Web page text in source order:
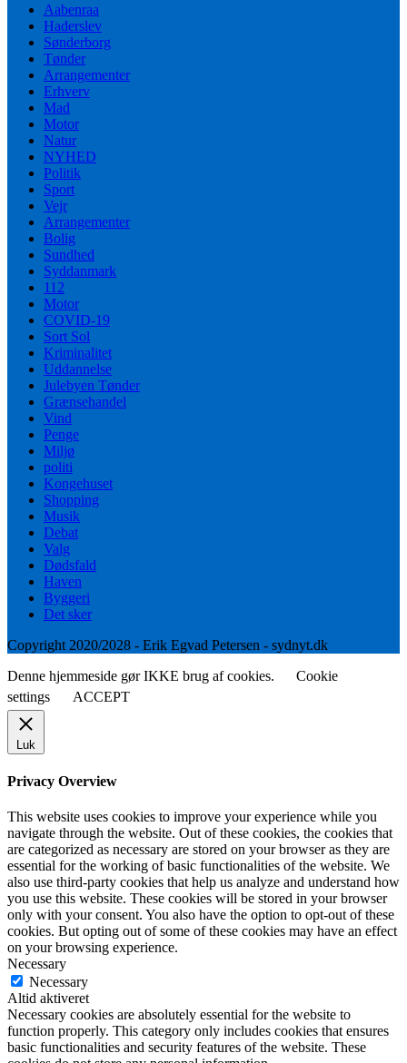
Aabenraa
Haderslev
Sønderborg
Tønder
Arrangementer
Erhverv
Mad
Motor
Natur
NYHED
Politik
Sport
Vejr
Arrangementer
Bolig
Sundhed
Syddanmark
112
Motor
COVID-19
Sort Sol
Kriminalitet
Uddannelse
Julebyen Tønder
Grænsehandel
Vind
Penge
Miljø
politi
Kongehuset
Shopping
Musik
Debat
Valg
Dødsfald
Haven
Byggeri
Det sker
Copyright 2020/2028 - Erik Egvad Petersen - sydnyt.dk
Denne hjemmeside gør IKKE brug af cookies.
Cookie
settings
ACCEPT
Luk
Privacy Overview
This website uses cookies to improve your experience while you
navigate through the website. Out of these cookies, the cookies that
are categorized as necessary are stored on your browser as they are
essential for the working of basic functionalities of the website. We
also use third-party cookies that help us analyze and understand how
you use this website. These cookies will be stored in your browser
only with your consent. You also have the option to opt-out of these
cookies. But opting out of some of these cookies may have an effect
on your browsing experience.
Necessary
Necessary
Altid aktiveret
Necessary cookies are absolutely essential for the website to
function properly. This category only includes cookies that ensures
basic functionalities and security features of the website. These